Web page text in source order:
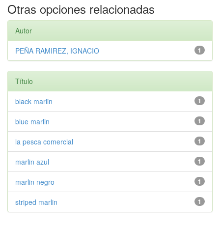
Otras opciones relacionadas
Autor
1
PEÑA RAMIREZ, IGNACIO
Título
1
black marlin
1
blue marlin
1
la pesca comercial
1
marlin azul
1
marlin negro
1
striped marlin